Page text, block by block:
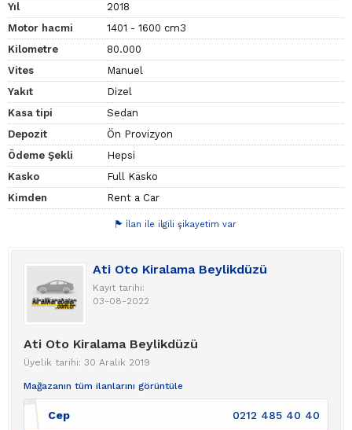
Yıl
2018
Motor hacmi
1401 - 1600 cm3
Kilometre
80.000
Vites
Manuel
Yakıt
Dizel
Kasa tipi
Sedan
Depozit
Ön Provizyon
Ödeme Şekli
Hepsi
Kasko
Full Kasko
Kimden
Rent a Car
İlan ile ilgili şikayetim var
Ati Oto Kiralama Beylikdüzü
Kayıt tarihi:
03-08-2022
Ati Oto Kiralama Beylikdüzü
Üyelik tarihi: 30 Aralık 2019
Mağazanın tüm ilanlarını görüntüle
Cep 0212 485 40 40